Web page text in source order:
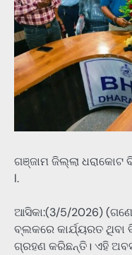
ଗଞ୍ଜାମ ଜିଲ୍ଲା ଧରାକୋଟ
l.
ଆସିକା:(3/5/2026)
ବ୍ଲକରେ କାର୍ଯ୍ୟରତ ଥିବା
ଗ୍ରହଣ କରିଛନ୍ତି। ଏହି